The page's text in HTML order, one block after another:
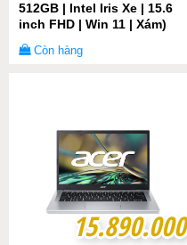
512GB | Intel Iris Xe | 15.6
inch FHD | Win 11 | Xám)
Còn hàng
15.890.000
15.890.000